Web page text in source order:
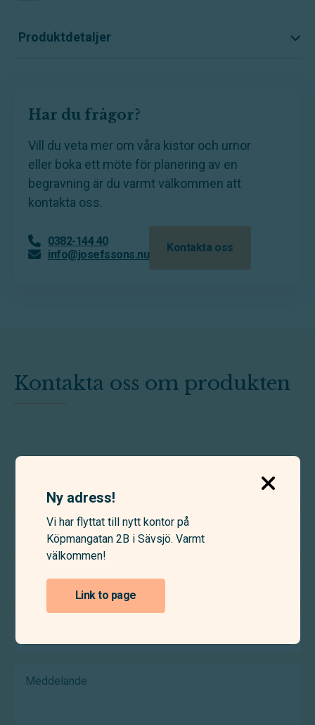
Produktdetaljer
Har du frågor?
Vill du veta mer om våra kistor och urnor
eller boka ett möte för planering av en
begravning är du varmt välkommen att
kontakta oss.
0382-144 40
info@josefssons.nu
Kontakta oss
Kontakta oss om produkten
Efternamn
(Required)
(Required)
Ny adress!
Vi har flyttat till nytt kontor på
Köpmangatan 2B i Sävsjö. Varmt
välkommen!
Link to page